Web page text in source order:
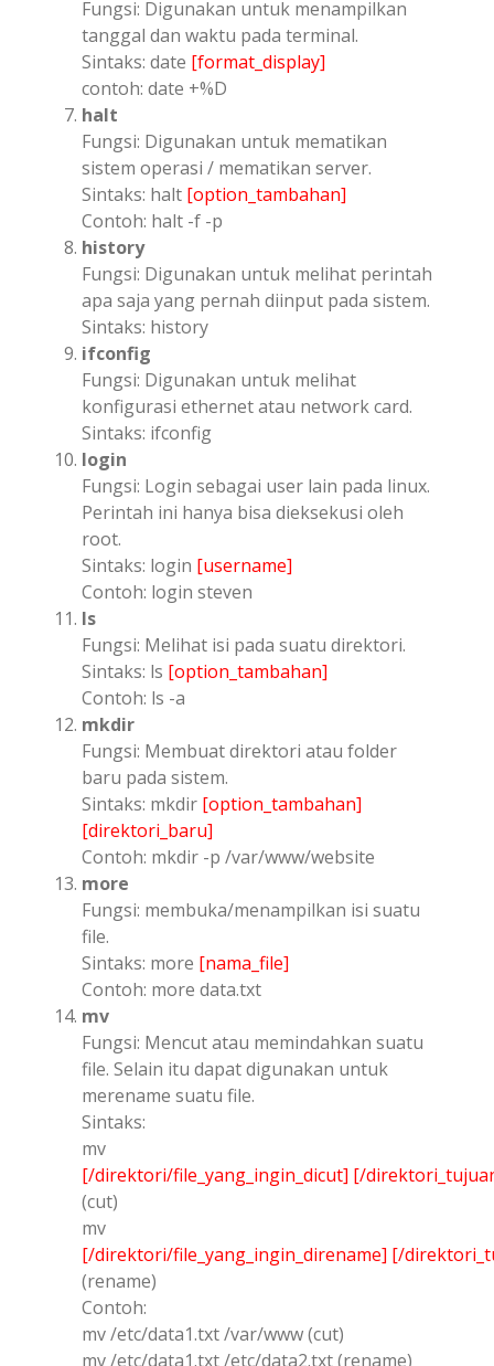
Fungsi: Digunakan untuk menampilkan
tanggal dan waktu pada terminal.
Sintaks: date [format_display]
contoh: date +%D
halt
Fungsi: Digunakan untuk mematikan
sistem operasi / mematikan server.
Sintaks: halt [option_tambahan]
Contoh: halt -f -p
history
Fungsi: Digunakan untuk melihat perintah
apa saja yang pernah diinput pada sistem.
Sintaks: history
ifconfig
Fungsi: Digunakan untuk melihat
konfigurasi ethernet atau network card.
Sintaks: ifconfig
login
Fungsi: Login sebagai user lain pada linux.
Perintah ini hanya bisa dieksekusi oleh
root.
Sintaks: login [username]
Contoh: login steven
ls
Fungsi: Melihat isi pada suatu direktori.
Sintaks: ls [option_tambahan]
Contoh: ls -a
mkdir
Fungsi: Membuat direktori atau folder
baru pada sistem.
Sintaks: mkdir [option_tambahan]
[direktori_baru]
Contoh: mkdir -p /var/www/website
more
Fungsi: membuka/menampilkan isi suatu
file.
Sintaks: more [nama_file]
Contoh: more data.txt
mv
Fungsi: Mencut atau memindahkan suatu
file. Selain itu dapat digunakan untuk
merename suatu file.
Sintaks:
mv
[/direktori/file_yang_ingin_dicut] [/
(cut)
mv
[/direktori/file_yang_ingin_direname] [/
(rename)
Contoh:
mv /etc/data1.txt /var/www (cut)
mv /etc/data1.txt /etc/data2.txt (rename)